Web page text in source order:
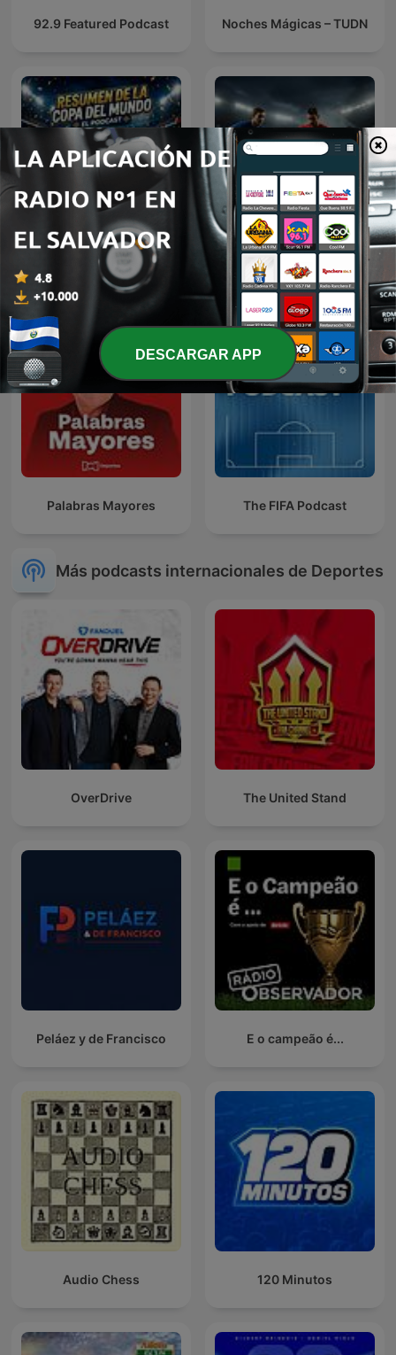
92.9 Featured Podcast Noches Mágicas – TUDN
Resumen del Mundial
2026
Copa Mundial de la FIFA
2026 en Futbol Libre
Palabras Mayores The FIFA Podcast
Más podcasts internacionales de Deportes
OverDrive The United Stand
Peláez y de Francisco E o campeão é...
Audio Chess 120 Minutos
DESCARGAR APP